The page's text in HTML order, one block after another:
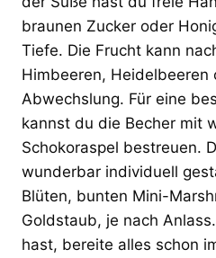
braunen Zucker oder
Tiefe. Die Frucht kann
Himbeeren, Heidelbeeren
Abwechslung. Für eine
kannst du die Becher mit
Schokoraspel bestreuen.
wunderbar individuell
Blüten, bunten Mini-
Goldstaub, je nach
hast, bereite alles schon